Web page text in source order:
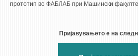
прототип во ФАБЛАБ при Машински
Пријавувањето е на